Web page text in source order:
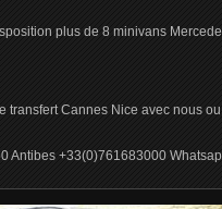
plus de 8 minivans
transfert Cannes Nice avec nous
Antibes +33(0)761683000